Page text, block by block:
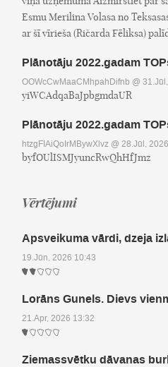
Esmu Merilina Volasa no
ar šī vīrieša (Ričarda Fēliksa)
Plānotāju 2022.gadam
OOWcCwMaaCMhpahDifnb @
yiWCAdqaBaJpbgmdaUR
Plānotāju 2022.gadam
htzgFIAiQoIrMBywXlvz @ 28.Jūl,
byfOUlISMJyuncRwQhHfJmz
Vērtējumi
Apsveikuma vārdi, dzeja
19.Jūn, 2026 10:43
Lorāns Gunels. Dievs
21.Apr, 2026 13:32
Ziemassvētku dāvanas